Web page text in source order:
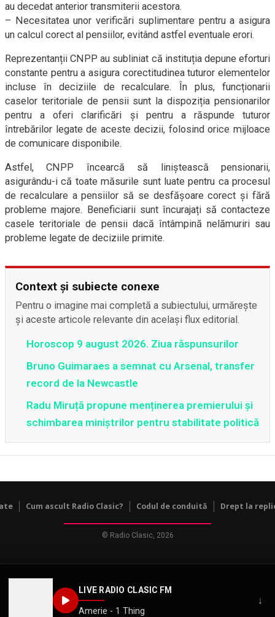
LIVE RADIO CLASIC FM
Amerie - 1 Thing
↓
au decedat anterior transmiterii acestora.
– Necesitatea unor verificări suplimentare pentru a asigura
un calcul corect al pensiilor, evitând astfel eventuale erori.
Reprezentanții CNPP au subliniat că instituția depune eforturi
constante pentru a asigura corectitudinea tuturor elementelor
incluse în deciziile de recalculare. În plus, funcționarii
caselor teritoriale de pensii sunt la dispoziția pensionarilor
pentru a oferi clarificări și pentru a răspunde tuturor
întrebărilor legate de aceste decizii, folosind orice mijloace
de comunicare disponibile.
Astfel, CNPP încearcă să liniștească pensionarii,
asigurându-i că toate măsurile sunt luate pentru ca procesul
de recalculare a pensiilor să se desfășoare corect și fără
probleme majore. Beneficiarii sunt încurajați să contacteze
casele teritoriale de pensii dacă întâmpină nelămuriri sau
probleme legate de deciziile primite.
Context și subiecte conexe
Pentru o imagine mai completă a subiectului, urmărește
și aceste articole relevante din același flux editorial.
Horoscop 9 august 2026. Ziua răspunsurilor
Bruno Guimaraes a semnat cu Arsenal, transfer
record de la Newcastle
Radu Miruță propune menținerea premierului și
schimbarea miniștrilor pentru stabilitate politică
Cum ascult Radio Clasic? Codul de conduită Drept la
© Radio Clasic, 2026